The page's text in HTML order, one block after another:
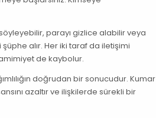
parayı gizlice alabilir veya
alır. Her iki taraf da iletişimi
de kaybolur.
doğrudan bir sonucudur. Kumar
azaltır ve ilişkilerde sürekli bir